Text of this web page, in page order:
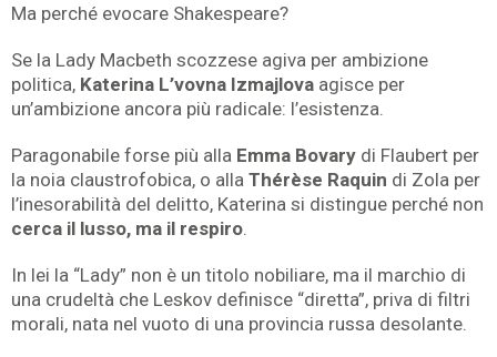
Ma perché evocare Shakespeare?
Se la Lady Macbeth scozzese agiva per ambizione
politica, Katerina L’vovna Izmajlova agisce per
un’ambizione ancora più radicale: l’esistenza.
Paragonabile forse più alla Emma Bovary di Flaubert per
la noia claustrofobica, o alla Thérèse Raquin di Zola per
l’inesorabilità del delitto, Katerina si distingue perché non
cerca il lusso, ma il respiro
In lei la “Lady” non è un titolo nobiliare, ma il marchio di
una crudeltà che Leskov definisce “diretta”, priva di filtri
morali, nata nel vuoto di una provincia russa desolante.